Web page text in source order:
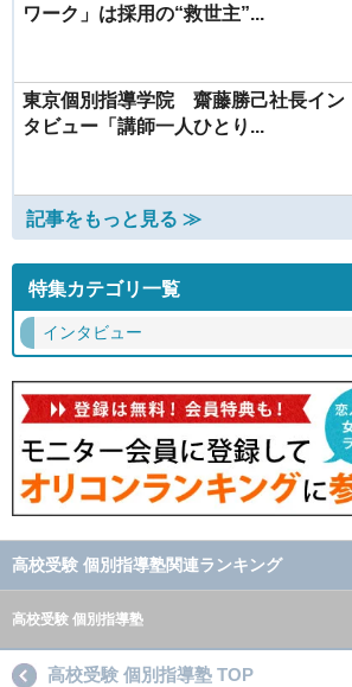
ワーク」は採用の“救世主”...
東京個別指導学院 齋藤勝己社長イン
タビュー「講師一人ひとり...
記事をもっと見る ≫
特集カテゴリ一覧
インタビュー
高校受験 個別指導塾関連ランキング
高校受験 個別指導塾
高校受験 個別指導塾 TOP